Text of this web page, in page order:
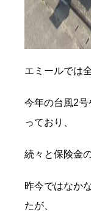
エミールでは
今年の台風2
っており、
続々と保険金
昨今ではなか
たが、